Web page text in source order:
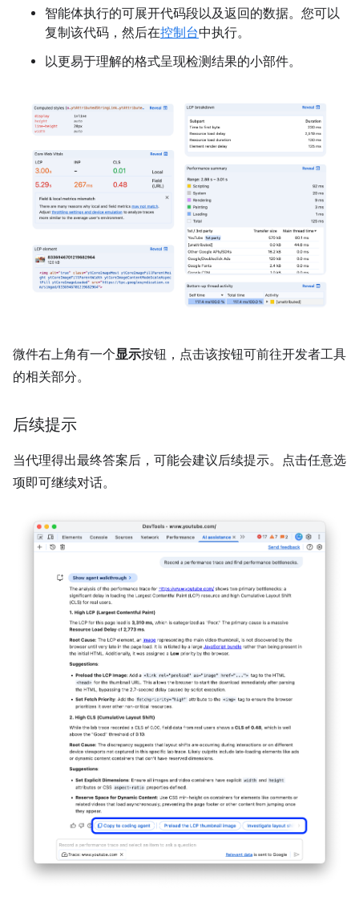
智能体执行的可展开代码段以及返回的数据。您可以
复制该代码，然后在控制台中执行。
以更易于理解的格式呈现检测结果的小部件。
微件右上角有一个显示按钮，点击该按钮可前往开发者工具
的相关部分。
后续提示
当代理得出最终答案后，可能会建议后续提示。点击任意选
项即可继续对话。